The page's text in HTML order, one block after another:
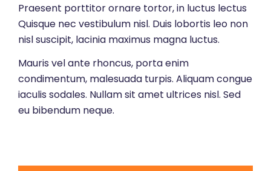
Praesent porttitor ornare tortor, in luctus lectus
Quisque nec vestibulum nisl. Duis lobortis leo non
nisl suscipit, lacinia maximus magna luctus.
Mauris vel ante rhoncus, porta enim
condimentum, malesuada turpis. Aliquam congue
iaculis sodales. Nullam sit amet ultrices nisl. Sed
eu bibendum neque.